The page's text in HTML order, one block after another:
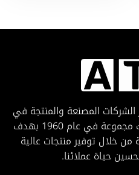
المصنعة والمنتجة في
مجال الأجهزة المنزلية. تأسست مجموعة في عام 1960 بهدف
من خلال توفير منتجات عالية
حياة عملائنا.